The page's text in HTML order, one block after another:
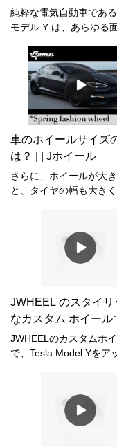
純粋な電気自動車であ
モデル Y は、あらゆる
始する価値は十分にあり
が、予算が十分にある場
ります。この点で、ネチ
からかわずにはいられま
した。高価なものしかあ
ードのトレンドに対応
め、Jwheel には、Tesla
Y にマッチするさまざ
いホイールも用意されて
ブルな鍛造ホイールと、
くてダイナミックなボデ
その魅力をさらに強調し
車のホイールサイズ
は？ | | Jホイール
さらに、ホイールが大
と、タイヤの幅も大きく
消費量が増加する可能性
ます。大きなホイールを
る価格も非常に高く、数
は明らかです。
JWHEEL のスタイリ
なカスタム ホイール
Tesla Model Y を改造
ょう。
JWHEELのカスタムホ
で、Tesla Model Yをア
タイリッシュなリムで、
の車をワンランク上のレ
引き上げ、路上でひとき